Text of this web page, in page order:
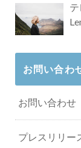
お問い合わ
お問い合わせ
プレスリリー